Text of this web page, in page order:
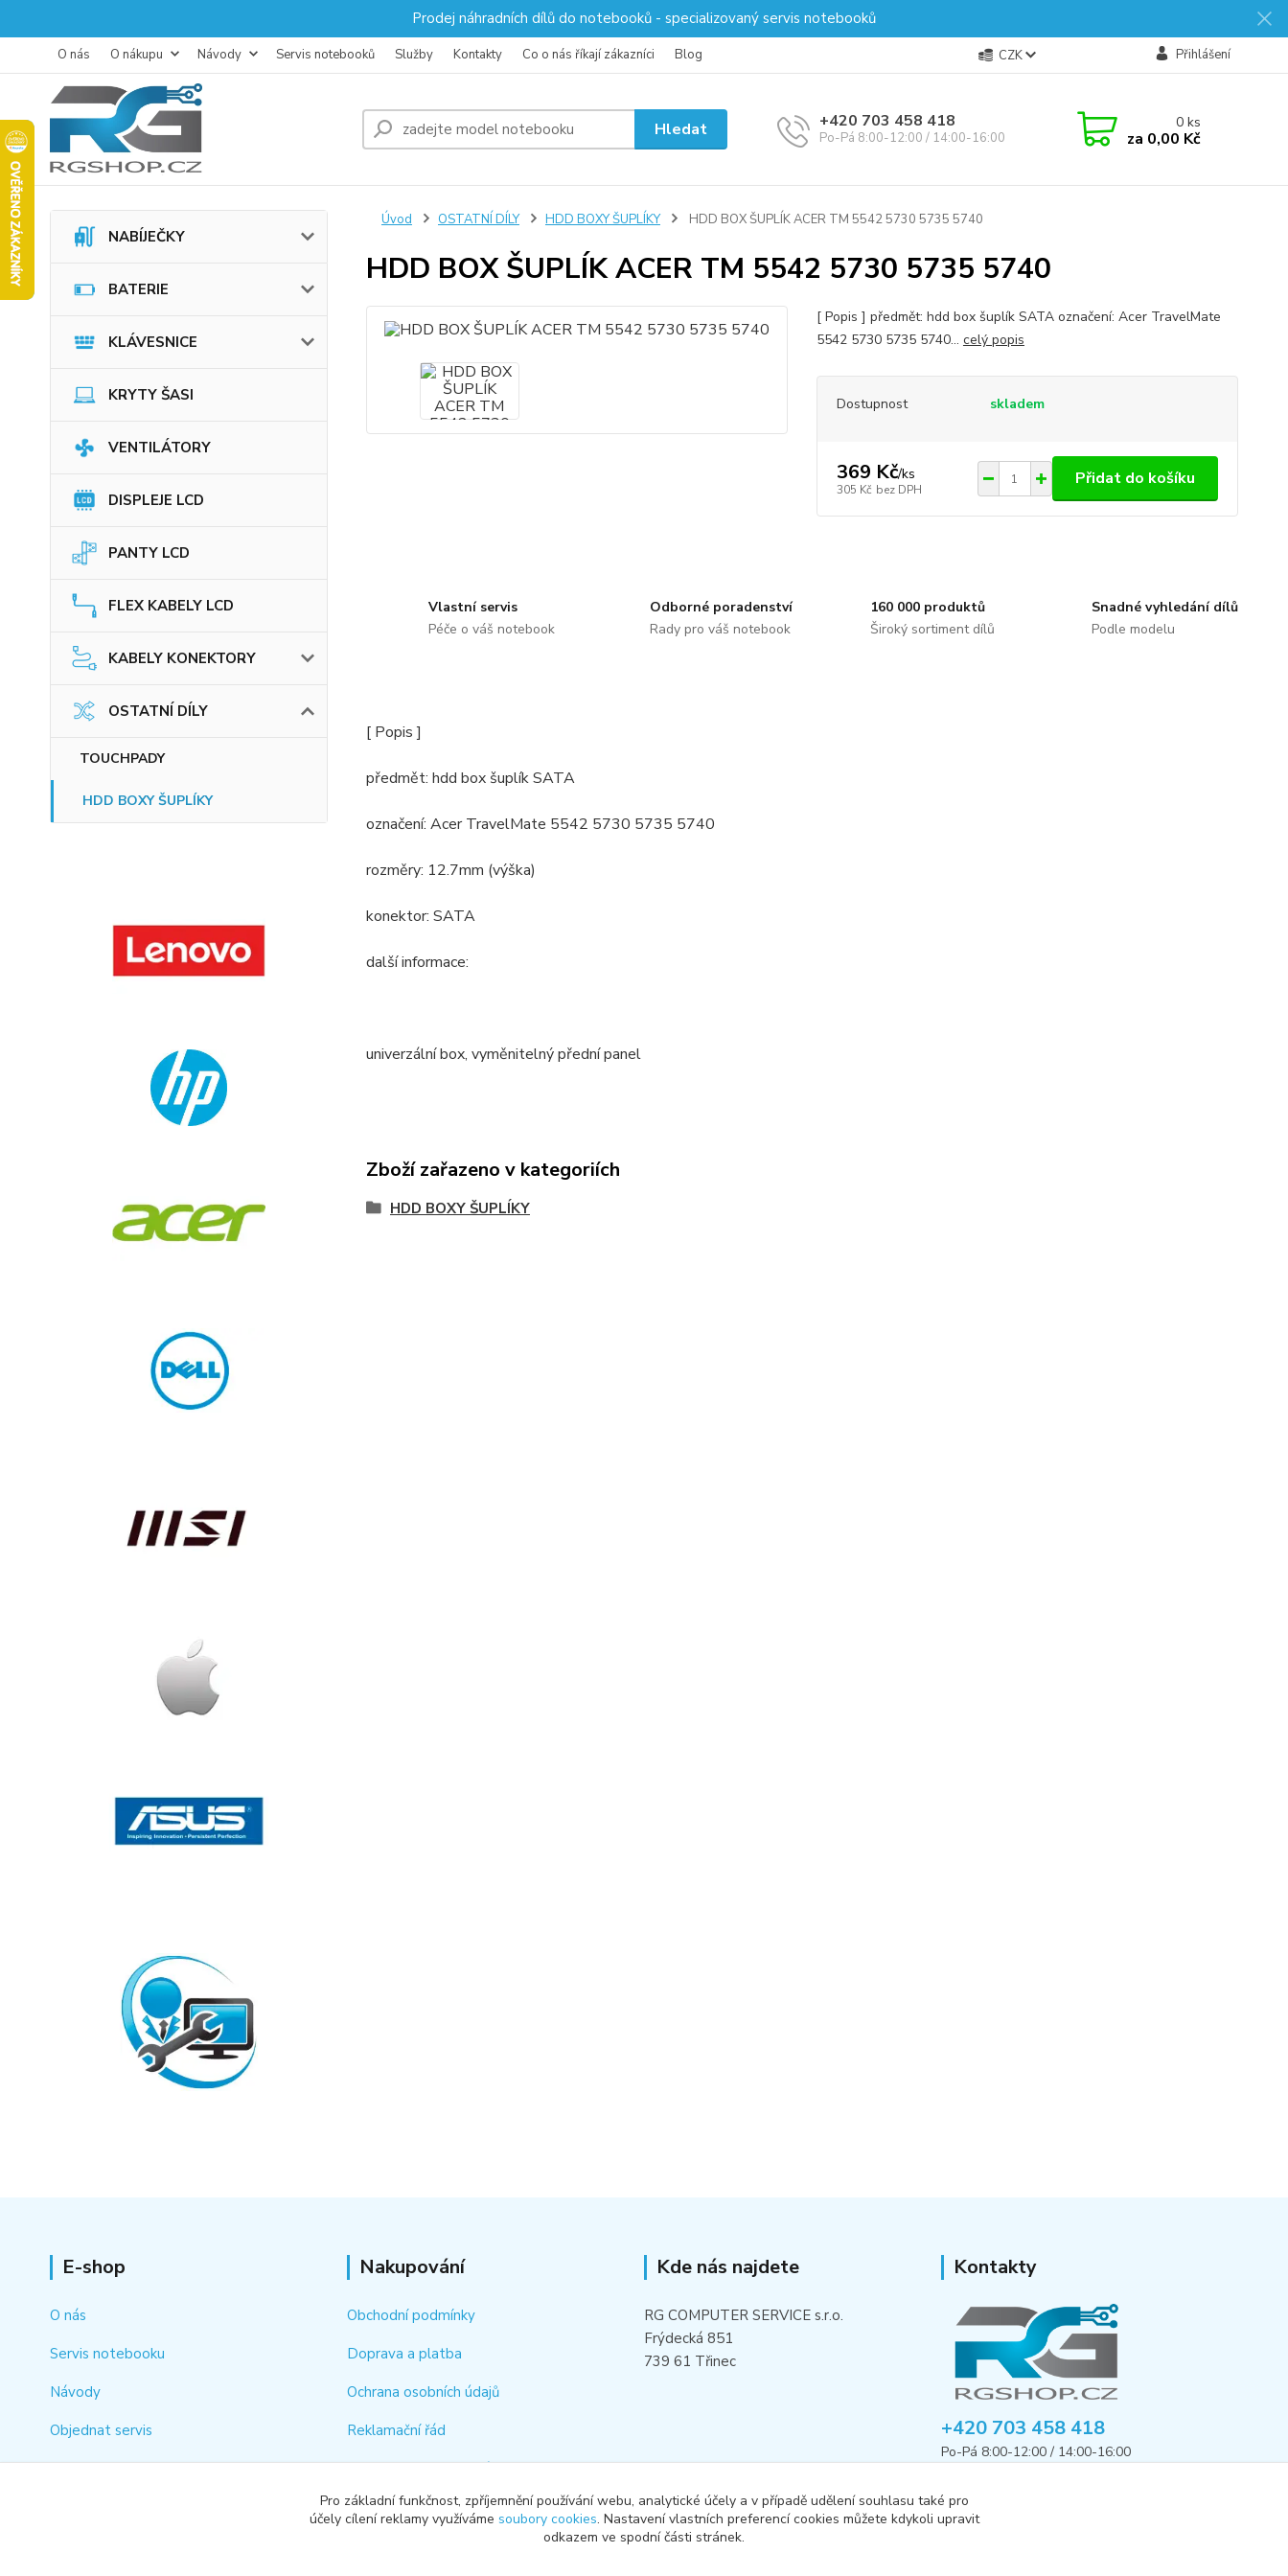
Prodej náhradních dílů do notebooků - specializovaný servis notebooků
O nás O nákupu Návody Servis notebooků Služby Kontakty Co o nás říkají zákazníci Blog CZK Přihlášení
Hledat +420 703 458 418
Po-Pá 8:00-12:00 / 14:00-16:00
0ks
za 0,00 Kč
NABÍJEČKY
BATERIE
KLÁVESNICE
KRYTY ŠASI
VENTILÁTORY
DISPLEJE LCD
PANTY LCD
FLEX KABELY LCD
KABELY KONEKTORY
OSTATNÍ DÍLY
TOUCHPADY
HDD BOXY ŠUPLÍKY
Úvod OSTATNÍ DÍLY HDD BOXY ŠUPLÍKY HDD BOX ŠUPLÍK ACER TM 5542 5730 5735 5740
HDD BOX ŠUPLÍK ACER TM 5542 5730 5735 5740
[ Popis ] předmět: hdd box šuplík SATA označení: Acer TravelMate
5542 5730 5735 5740... celý popis
Dostupnost skladem
369 Kč/ks
305 Kč bez DPH
Přidat do košíku
Vlastní servis
Péče o váš notebook
Odborné poradenství
Rady pro váš notebook
160 000 produktů
Široký sortiment dílů
Snadné vyhledání dílů
Podle modelu
[ Popis ]
předmět: hdd box šuplík SATA
označení: Acer TravelMate 5542 5730 5735 5740
rozměry: 12.7mm (výška)
konektor: SATA
další informace:
univerzální box, vyměnitelný přední panel
Zboží zařazeno v kategoriích
HDD BOXY ŠUPLÍKY
E-shop
O nás
Servis notebooku
Návody
Objednat servis
Kontakt
Nakupování
Obchodní podmínky
Doprava a platba
Ochrana osobních údajů
Reklamační řád
Jak rychle vyhledat náhradní díl
Odstoupení od smlouvy
Kde nás najdete
RG COMPUTER SERVICE s.r.o.
Frýdecká 851
739 61 Třinec
Kontakty
+420 703 458 418
Po-Pá 8:00-12:00 / 14:00-16:00
Pro základní funkčnost, zpříjemnění používání webu, analytické účely a v případě udělení souhlasu také pro
účely cílení reklamy využíváme soubory cookies. Nastavení vlastních preferencí cookies můžete kdykoli upravit
odkazem ve spodní části stránek.